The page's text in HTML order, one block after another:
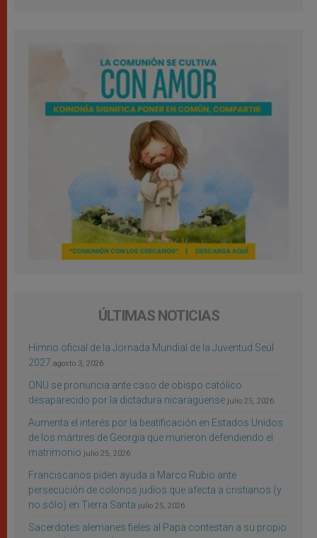
ÚLTIMAS NOTICIAS
Himno oficial de la Jornada Mundial de la Juventud Seúl
2027 agosto 3, 2026
ONU se pronuncia ante caso de obispo católico
desaparecido por la dictadura nicaragüense julio 25, 2026
Aumenta el interés por la beatificación en Estados Unidos
de los mártires de Georgia que murieron defendiendo el
matrimonio julio 25, 2026
Franciscanos piden ayuda a Marco Rubio ante
persecución de colonos judíos que afecta a cristianos (y
no sólo) en Tierra Santa julio 25, 2026
Sacerdotes alemanes fieles al Papa contestan a su propio